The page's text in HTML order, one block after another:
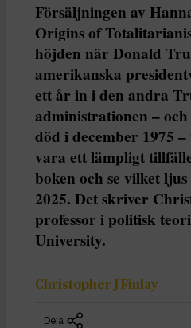
Försäljningen av
Origins of
höjden när Donald
amerikanska
ett år in i den andra
administrationen –
död i december 1975
vara ett lämpligt
boken och se vilket
2025. Det skriver
professor i politisk
University.
Christopher J Finlay
Dela